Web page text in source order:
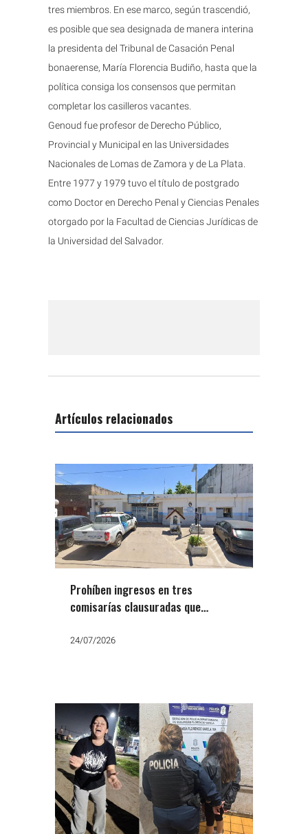
tres miembros. En ese marco, según trascendió,
es posible que sea designada de manera interina
la presidenta del Tribunal de Casación Penal
bonaerense, María Florencia Budiño, hasta que la
política consiga los consensos que permitan
completar los casilleros vacantes.
Genoud fue profesor de Derecho Público,
Provincial y Municipal en las Universidades
Nacionales de Lomas de Zamora y de La Plata.
Entre 1977 y 1979 tuvo el título de postgrado
como Doctor en Derecho Penal y Ciencias Penales
otorgado por la Facultad de Ciencias Jurídicas de
la Universidad del Salvador.
Artículos relacionados
Prohíben ingresos en tres
comisarías clausuradas que
inhumanas
24/07/2026